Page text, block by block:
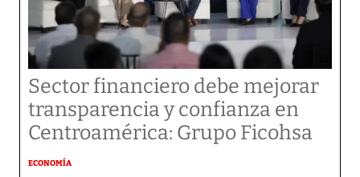
Sector financiero debe mejorar
transparencia y confianza en
Centroamérica: Grupo Ficohsa
ECONOMÍA